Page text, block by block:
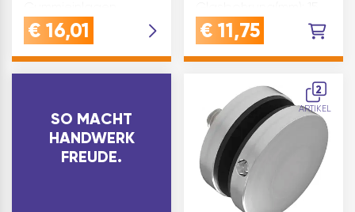
Abmessung(mm): 63 x
45 x 30 Material:
V2A Plattenstärke(mm):
€ 16,01
Außen ø(mm): 30
Schraube:
Anschluss: flach
Distanz(mm): 15
Inhaltsangabe (ST)…
€ 11,75
SO MACHT
HANDWERK
FREUDE.
2
ARTIKEL